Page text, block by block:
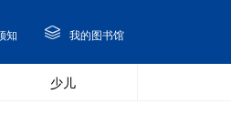
知 我的图书馆
少儿